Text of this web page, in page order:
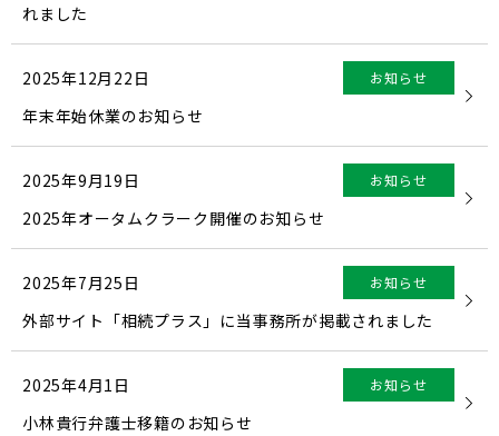
れました
2025年12月22日 お知らせ
年末年始休業のお知らせ
2025年9月19日 お知らせ
2025年オータムクラーク開催のお知らせ
2025年7月25日 お知らせ
外部サイト「相続プラス」に当事務所が掲載されました
2025年4月1日 お知らせ
小林貴行弁護士移籍のお知らせ